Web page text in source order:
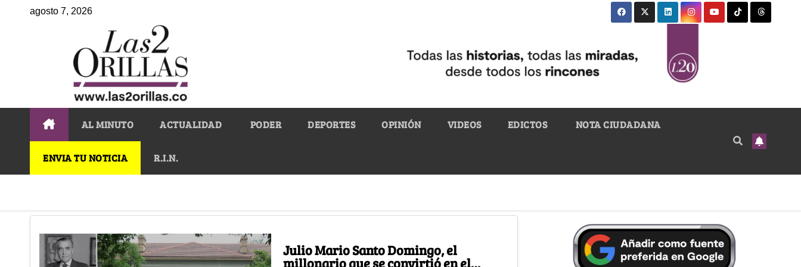
agosto 7, 2026
AL MINUTO ACTUALIDAD PODER DEPORTES OPINIÓN VIDEOS EDICTOS NOTA CIUDADANA
ENVIA TU NOTICIA R.I.N.
Julio Mario Santo Domingo, el
millonario que se convirtió en el